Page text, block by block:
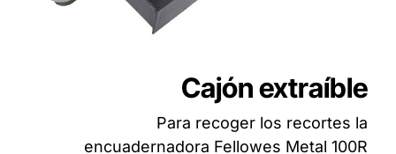
Cajón extraíble
Para recoger los recortes la
encuadernadora Fellowes Metal 100R